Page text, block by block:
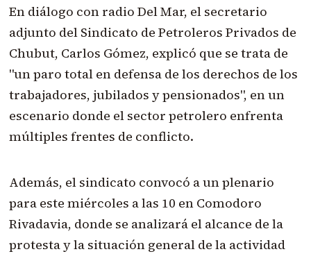
En diálogo con radio Del Mar, el secretario
adjunto del Sindicato de Petroleros Privados de
Chubut, Carlos Gómez, explicó que se trata de
"un paro total en defensa de los derechos de los
trabajadores, jubilados y pensionados", en un
escenario donde el sector petrolero enfrenta
múltiples frentes de conflicto.
Además, el sindicato convocó a un plenario
para este miércoles a las 10 en Comodoro
Rivadavia, donde se analizará el alcance de la
protesta y la situación general de la actividad